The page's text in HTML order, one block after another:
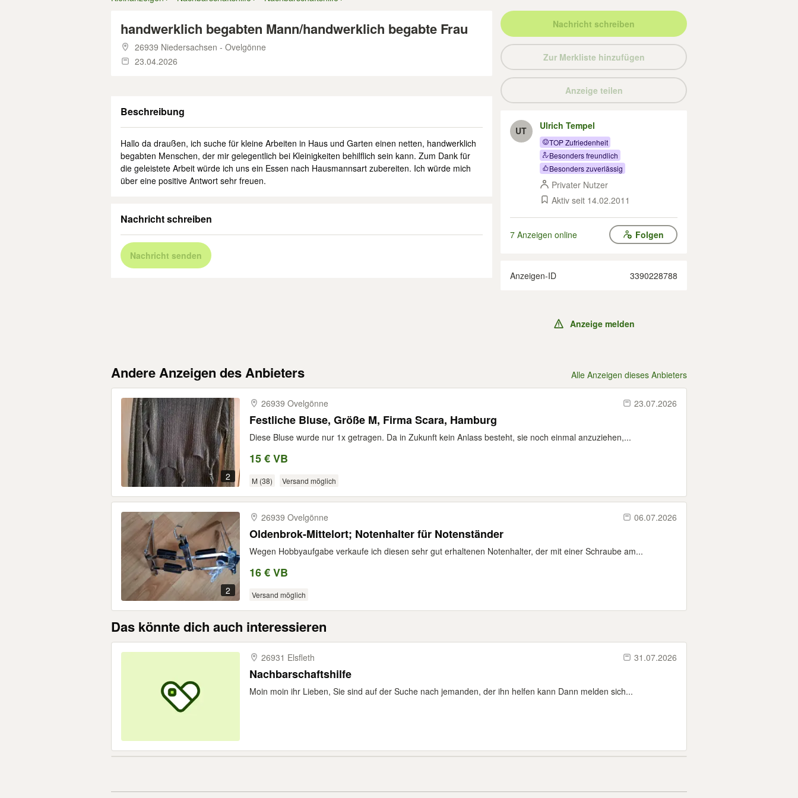
handwerklich begabten Mann/handwerklich begabte Frau
26939 Niedersachsen - Ovelgönne
23.04.2026
Beschreibung
Hallo da draußen, ich suche für kleine Arbeiten in Haus und Garten einen netten, handwerklich
begabten Menschen, der mir gelegentlich bei Kleinigkeiten behilflich sein kann. Zum Dank für
die geleistete Arbeit würde ich uns ein Essen nach Hausmannsart zubereiten. Ich würde mich
über eine positive Antwort sehr freuen.
Nachricht schreiben
Nachricht senden
Nachricht schreiben
Zur Merkliste hinzufügen
Anzeige teilen
UT Ulrich Tempel
TOP Zufriedenheit
Besonders freundlich
Besonders zuverlässig
Privater Nutzer
Aktiv seit 14.02.2011
7 Anzeigen online Folgen
Anzeigen-ID 3390228788
Anzeige melden
Andere Anzeigen des Anbieters Alle Anzeigen dieses Anbieters
2
26939 Ovelgönne 23.07.2026
Festliche Bluse, Größe M, Firma Scara, Hamburg
Diese Bluse wurde nur 1x getragen. Da in Zukunft kein Anlass besteht, sie noch einmal anzuziehen,...
15 € VB
M (38) Versand möglich
2
26939 Ovelgönne 06.07.2026
Oldenbrok-Mittelort; Notenhalter für Notenständer
Wegen Hobbyaufgabe verkaufe ich diesen sehr gut erhaltenen Notenhalter, der mit einer Schraube am...
16 € VB
Versand möglich
Das könnte dich auch interessieren
26931 Elsfleth 31.07.2026
Nachbarschaftshilfe
Moin moin ihr Lieben, Sie sind auf der Suche nach jemanden, der ihn helfen kann Dann melden sich...